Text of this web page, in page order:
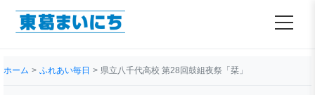
ホーム ふれあい毎日 県立八千代高校 第28回鼓組夜祭「栞」